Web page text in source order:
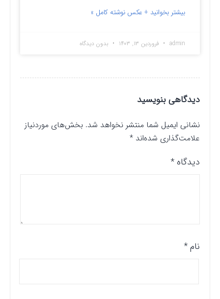
بیشتر بخوانید + عکس نوشته کامل »
admin فروردین ۱۳, ۱۴۰۳ بدون دیدگاه
دیدگاهی بنویسید
نشانی ایمیل شما منتشر نخواهد شد. بخش‌های موردنیاز
علامت‌گذاری شده‌اند*
دیدگاه*
نام*